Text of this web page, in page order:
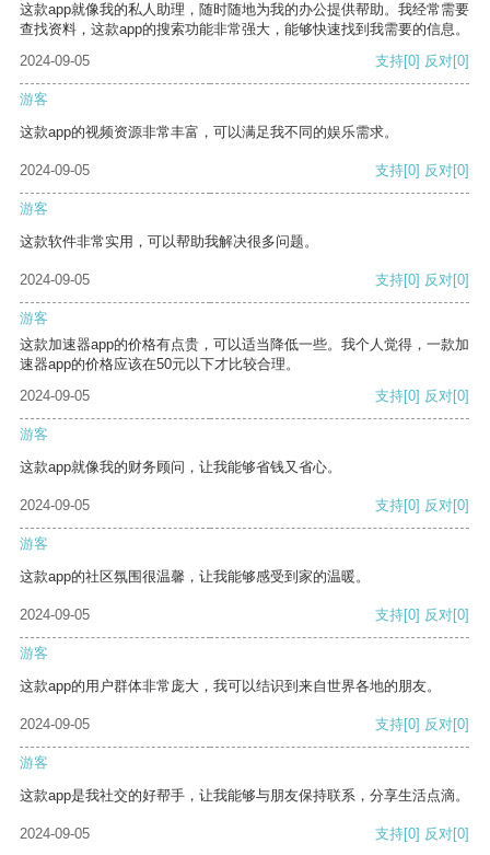
这款app就像我的私人助理，随时随地为我的办公提供帮助。我经常需要
查找资料，这款app的搜索功能非常强大，能够快速找到我需要的信息。
2024-09-05
支持[0] 反对[0]
游客
这款app的视频资源非常丰富，可以满足我不同的娱乐需求。
2024-09-05 支持[0] 反对[0]
游客
这款软件非常实用，可以帮助我解决很多问题。
2024-09-05 支持[0] 反对[0]
游客
这款加速器app的价格有点贵，可以适当降低一些。我个人觉得，一款加
速器app的价格应该在50元以下才比较合理。
2024-09-05
支持[0] 反对[0]
游客
这款app就像我的财务顾问，让我能够省钱又省心。
2024-09-05 支持[0] 反对[0]
游客
这款app的社区氛围很温馨，让我能够感受到家的温暖。
2024-09-05 支持[0] 反对[0]
游客
这款app的用户群体非常庞大，我可以结识到来自世界各地的朋友。
2024-09-05 支持[0] 反对[0]
游客
这款app是我社交的好帮手，让我能够与朋友保持联系，分享生活点滴。
2024-09-05 支持[0] 反对[0]